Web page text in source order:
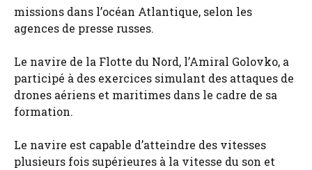
missions dans l’océan Atlantique, selon les
agences de presse russes.
Le navire de la Flotte du Nord, l’Amiral Golovko, a
participé à des exercices simulant des attaques de
drones aériens et maritimes dans le cadre de sa
formation.
Le navire est capable d’atteindre des vitesses
plusieurs fois supérieures à la vitesse du son et